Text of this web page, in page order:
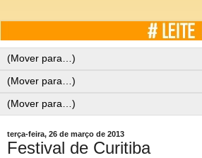
terça-feira, 26 de março de 2013
Festival de Curitiba